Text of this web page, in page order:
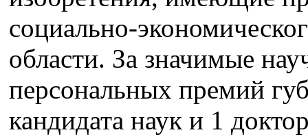
социально-
области. За значимые
персональных премий
кандидата наук и 1